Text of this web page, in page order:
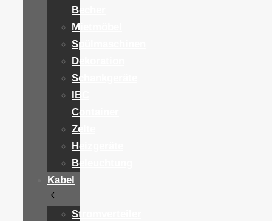
Becher
Mietmöbel
Spülmaschinen
Dekoration
Schankgeräte
IBC
Container
Zelte
Heizgeräte
Beleuchtung
Kabel
Stromverteiler